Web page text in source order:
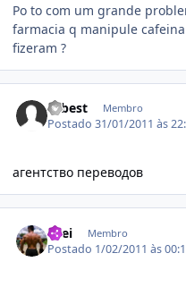
Po to com um grande
farmacia q manipule
fizeram ?
asbest Membro
Postado31/01/2011 às
агентство переводов
Drei Membro
Postado 1/02/2011 às